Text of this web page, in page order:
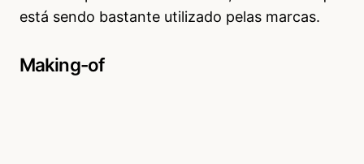
está sendo bastante utilizado pelas marcas.
Making-of